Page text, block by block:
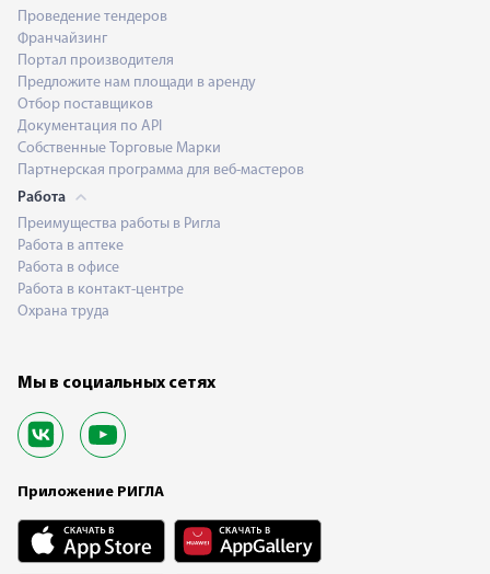
Проведение тендеров
Франчайзинг
Портал производителя
Предложите нам площади в аренду
Отбор поставщиков
Документация по API
Собственные Торговые Марки
Партнерская программа для веб-мастеров
Работа
Преимущества работы в Ригла
Работа в аптеке
Работа в офисе
Работа в контакт-центре
Охрана труда
Мы в социальных сетях
Приложение РИГЛА